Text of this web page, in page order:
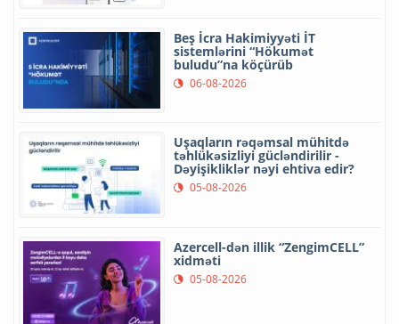
Beş İcra Hakimiyyəti İT
sistemlərini “Hökumət
buludu”na köçürüb
06-08-2026
Uşaqların rəqəmsal mühitdə
təhlükəsizliyi gücləndirilir -
Dəyişikliklər nəyi ehtiva edir?
05-08-2026
Azercell-dən illik “ZengimCELL”
xidməti
05-08-2026